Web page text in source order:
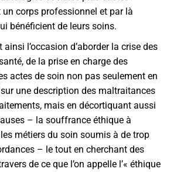
corps professionnel et par là
bénéficient de leurs soins.
ainsi l’occasion d’aborder la crise des
de la prise en charge des
actes de soin non pas seulement en
une description des maltraitances
mais en décortiquant aussi
– la souffrance éthique à
métiers du soin soumis à de trop
– le tout en cherchant des
de ce que l’on appelle l’« éthique